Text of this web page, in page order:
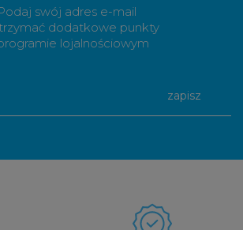
swój adres e-mail
dodatkowe punkty
lojalnościowym
zapisz